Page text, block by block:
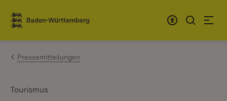
Zum Inhalt springen
Link zur Startseite
Pressemitteilungen
Tourismus